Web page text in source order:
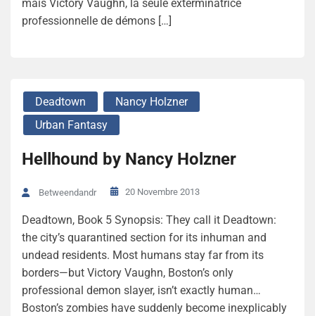
mais Victory Vaughn, la seule exterminatrice
professionnelle de démons […]
Deadtown
Nancy Holzner
Urban Fantasy
Hellhound by Nancy Holzner
Betweendandr 20 Novembre 2013
Deadtown, Book 5 Synopsis: They call it Deadtown:
the city’s quarantined section for its inhuman and
undead residents. Most humans stay far from its
borders—but Victory Vaughn, Boston’s only
professional demon slayer, isn’t exactly human…
Boston’s zombies have suddenly become inexplicably